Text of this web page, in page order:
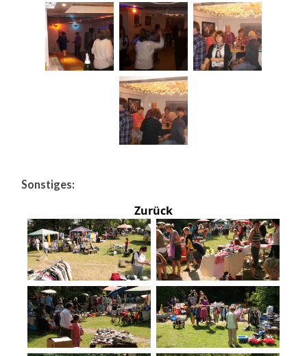
Sonstiges:
Zurück